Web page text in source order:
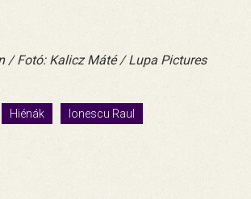
/ Fotó: Kalicz Máté / Lupa Pictures
Hiénák Ionescu Raul